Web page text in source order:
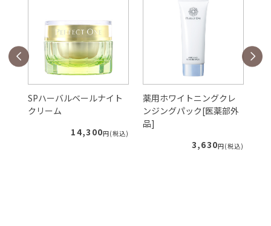
SPハーバルベールナイト
クリーム
14,300円(税込)
薬用ホワイトニングクレ
ンジングパック[医薬部外
品]
3,630円(税込)